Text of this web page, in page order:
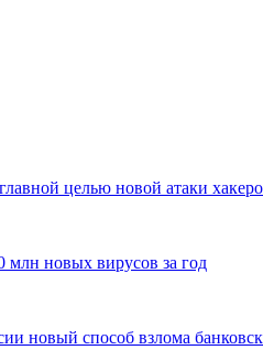
целью новой атаки
млн новых вирусов за год
новый способ взлома